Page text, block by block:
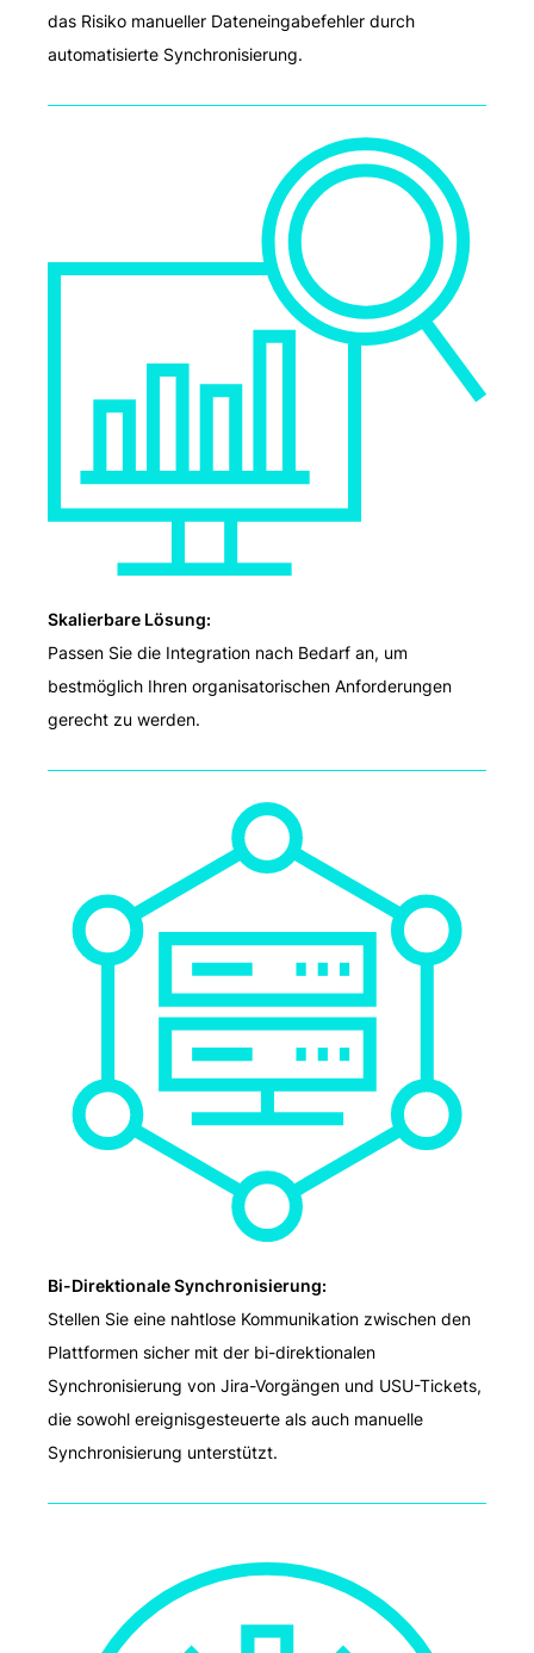
das Risiko manueller Dateneingabefehler durch
automatisierte Synchronisierung.
Skalierbare Lösung:
Passen Sie die Integration nach Bedarf an, um
bestmöglich Ihren organisatorischen Anforderungen
gerecht zu werden.
Bi-Direktionale Synchronisierung:
Stellen Sie eine nahtlose Kommunikation zwischen den
Plattformen sicher mit der bi-direktionalen
Synchronisierung von Jira-Vorgängen und USU-Tickets,
die sowohl ereignisgesteuerte als auch manuelle
Synchronisierung unterstützt.